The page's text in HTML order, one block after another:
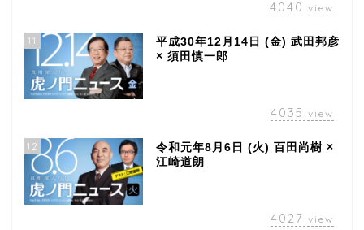
4040 view
11
平成30年12月14日 (金) 武田邦彦
× 須田慎一郎
4035 view
12
令和元年8月6日 (火) 百田尚樹 ×
江崎道朗
4027 view